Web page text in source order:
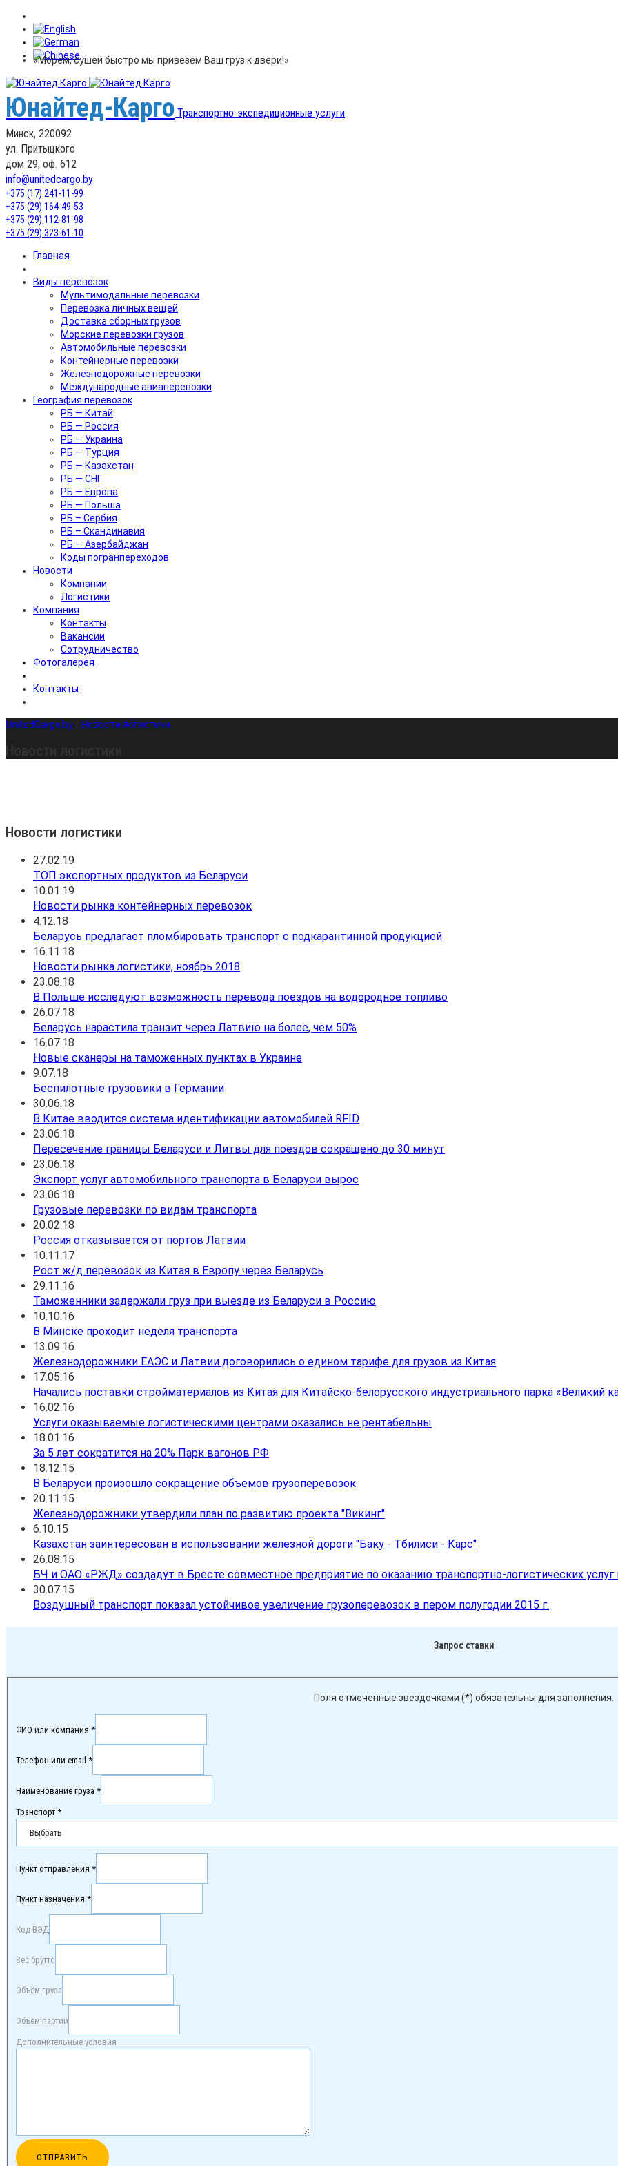
«Морем, сушей быстро мы привезем Ваш груз к двери!»
Юнайтед-Карго Транспортно-экспедиционные услуги
Минск, 220092
ул. Притыцкого
дом 29, оф. 612
info@unitedcargo.by
+375 (17) 241-11-99
+375 (29) 164-49-53
+375 (29) 112-81-98
+375 (29) 323-61-10
Главная
Виды перевозок
Мультимодальные перевозки
Перевозка личных вещей
Доставка сборных грузов
Морские перевозки грузов
Автомобильные перевозки
Контейнерные перевозки
Железнодорожные перевозки
Международные авиаперевозки
География перевозок
РБ — Китай
РБ — Россия
РБ — Украина
РБ — Турция
РБ — Казахстан
РБ — СНГ
РБ — Европа
РБ — Польша
РБ – Сербия
РБ – Скандинавия
РБ — Азербайджан
Коды погранпереходов
Новости
Компании
Логистики
Компания
Контакты
Вакансии
Сотрудничество
Фотогалерея
Контакты
UnitedCargo.by Новости логистики
Новости логистики
27.02.19
ТОП экспортных продуктов из Беларуси
10.01.19
Новости рынка контейнерных перевозок
4.12.18
Беларусь предлагает пломбировать транспорт с подкарантинной продукцией
16.11.18
Новости рынка логистики, ноябрь 2018
23.08.18
В Польше исследуют возможность перевода поездов на водородное топливо
26.07.18
Беларусь нарастила транзит через Латвию на более, чем 50%
16.07.18
Новые сканеры на таможенных пунктах в Украине
9.07.18
Беспилотные грузовики в Германии
30.06.18
В Китае вводится система идентификации автомобилей RFID
23.06.18
Пересечение границы Беларуси и Литвы для поездов сокращено до 30 минут
23.06.18
Экспорт услуг автомобильного транспорта в Беларуси вырос
23.06.18
Грузовые перевозки по видам транспорта
20.02.18
Россия отказывается от портов Латвии
10.11.17
Рост ж/д перевозок из Китая в Европу через Беларусь
29.11.16
Таможенники задержали груз при выезде из Беларуси в Россию
10.10.16
В Минске проходит неделя транспорта
13.09.16
Железнодорожники ЕАЭС и Латвии договорились о едином тарифе для грузов из Китая
17.05.16
Начались поставки стройматериалов из Китая для Китайско-белорусского индустриального парка «Великий
16.02.16
Услуги оказываемые логистическими центрами оказались не рентабельны
18.01.16
За 5 лет сократится на 20% Парк вагонов РФ
18.12.15
В Беларуси произошло сокращение объемов грузоперевозок
20.11.15
Железнодорожники утвердили план по развитию проекта "Викинг"
6.10.15
Казахстан заинтересован в использовании железной дороги "Баку - Тбилиси - Карс"
26.08.15
БЧ и ОАО «РЖД» создадут в Бресте совместное предприятие по оказанию транспортно-логистических
30.07.15
Воздушный транспорт показал устойчивое увеличение грузоперевозок в пером полугодии 2015 г.
Запрос ставки
Поля отмеченные звездочками (*) обязательны для заполнения.
ФИО или компания *
Телефон или email *
Наименование груза *
Транспорт *
Пункт отправления *
Пункт назначения *
Код ВЭД
Вес брутто
Объём груза
Объём партии
Дополнительные условия